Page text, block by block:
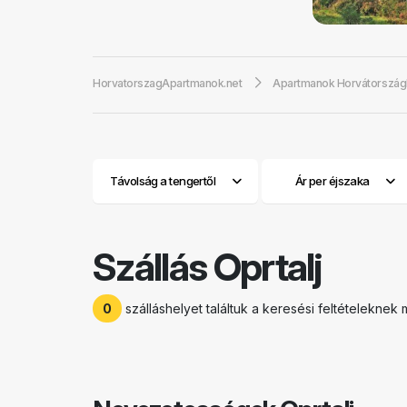
vidéki
borairól és
-szállást
Oprtalj egy
városa, egy
ízlelőszervek
HorvatorszagApartmanok.net Apartmanok
Távolság a tengertől Ár per éjszaka
Szállás Oprtalj
0 szálláshelyet találtuk a keresési feltételeknek